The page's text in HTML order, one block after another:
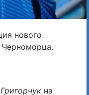
нового
Черноморца.
на